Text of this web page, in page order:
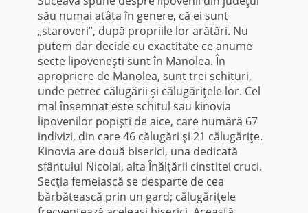
său numai atâta în genere, că ei sunt
„staroveri”, după propriile lor arătări. Nu
putem dar de­cide cu exactitate ce anume
secte lipoveneşti sunt în Manolea. În
apropriere de Manolea, sunt trei schituri,
unde petrec călu­gării şi călugăriţele lor. Cel
mal însemnat este schitul sau kinovia
lipovenilor popişti de aice, care numără 67
indivizi, din care 46 călugări şi 21 că­lugăriţe.
Kinovia are două biserici, una dedicată
sfântului Nicolai, alta Înălţării cinstitei cruci.
Secţia femeiască se desparte de cea
bărbătească prin un gard; călugăriţele